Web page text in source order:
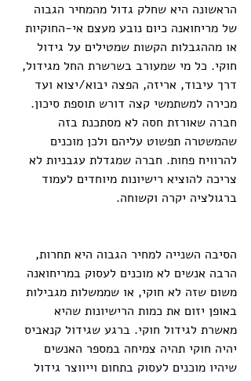
הראשונה היא שחלק גדול מהמחיר הגבוה
של מריחואנה כיום נובע מעצם אי-החוקיות
או מההגבלות הקשות שמטילים על גידול
חוקי. כל מי שמעורב בשרשרת החל מגידול,
דרך עיבוד, אריזה, הפצה יבוא/יצוא ועד
מכירה למשתמשי קצה דורש תוספת סיכון.
חברה שאורזת חסה לא מסתכנת בזה
שהמשטרה תפשוט עליהם ולכן מוכנים
להרוויח פחות. חברה שמגדלת עגבניות לא
צריכה להוציא רישיונות מיוחדים לעמוד
ברגולציה יקרה וקשוחה.
הסיבה השנייה למחיר הגבוה היא תחרות,
הרבה אנשים לא מוכנים לעסוק במריחואנה
משום שזה לא חוקי, או שממשלות מגבילות
באופן יזום את כמות הרישיונות שהיא
מאשרת לגידול חוקי. ברגע שגידול קנאביס
יהיה חוקי תהיה צמיחה במספר האנשים
שיהיו מוכנים לעסוק בתחום וייווצר גידול